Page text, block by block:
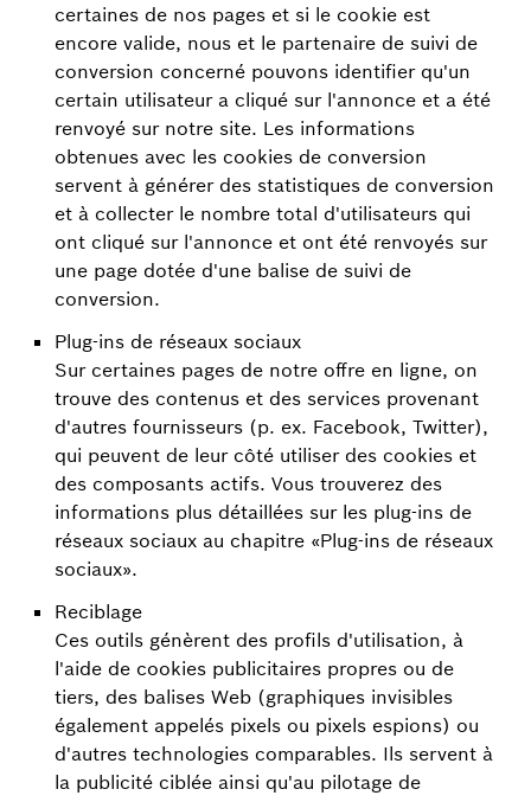
certaines de nos pages et si le cookie est
encore valide, nous et le partenaire de suivi de
conversion concerné pouvons identifier qu'un
certain utilisateur a cliqué sur l'annonce et a été
renvoyé sur notre site. Les informations
obtenues avec les cookies de conversion
servent à générer des statistiques de conversion
et à collecter le nombre total d'utilisateurs qui
ont cliqué sur l'annonce et ont été renvoyés sur
une page dotée d'une balise de suivi de
conversion.
Plug-ins de réseaux sociaux
Sur certaines pages de notre offre en ligne, on
trouve des contenus et des services provenant
d'autres fournisseurs (p. ex. Facebook, Twitter),
qui peuvent de leur côté utiliser des cookies et
des composants actifs. Vous trouverez des
informations plus détaillées sur les plug-ins de
réseaux sociaux au chapitre «Plug-ins de réseaux
sociaux».
Reciblage
Ces outils génèrent des profils d'utilisation, à
l'aide de cookies publicitaires propres ou de
tiers, des balises Web (graphiques invisibles
également appelés pixels ou pixels espions) ou
d'autres technologies comparables. Ils servent à
la publicité ciblée ainsi qu'au pilotage de